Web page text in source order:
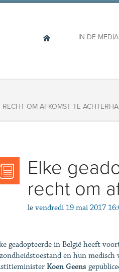
IN DE MEDIA
OM AFKOMST TE
Elke
recht om
le vendredi 19 mai 2017
geadopteerde in België heeft
en hun
Koen Geens